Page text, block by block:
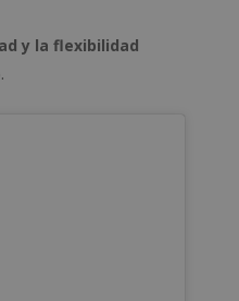
y la flexibilidad